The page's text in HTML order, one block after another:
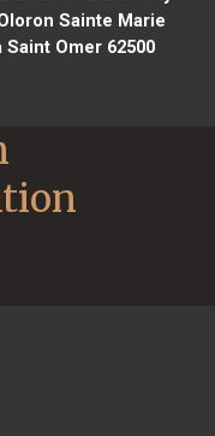
Sainte Marie
Omer 62500